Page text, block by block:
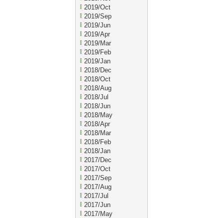
2019/Oct
2019/Sep
2019/Jun
2019/Apr
2019/Mar
2019/Feb
2019/Jan
2018/Dec
2018/Oct
2018/Aug
2018/Jul
2018/Jun
2018/May
2018/Apr
2018/Mar
2018/Feb
2018/Jan
2017/Dec
2017/Oct
2017/Sep
2017/Aug
2017/Jul
2017/Jun
2017/May